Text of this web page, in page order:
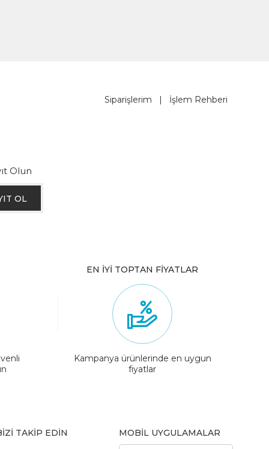
Siparişlerim | İşlem Rehberi
Olun
OL
EN İYİ TOPTAN FİYATLAR
Kampanya ürünlerinde en uygun
fiyatlar
TAKİP EDİN MOBİL UYGULAMALAR